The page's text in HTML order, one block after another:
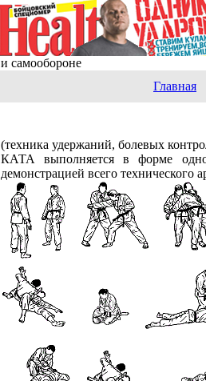
Главная
(техника удержаний, болевых
КАТА выполняется в форме
демонстрацией всего технического